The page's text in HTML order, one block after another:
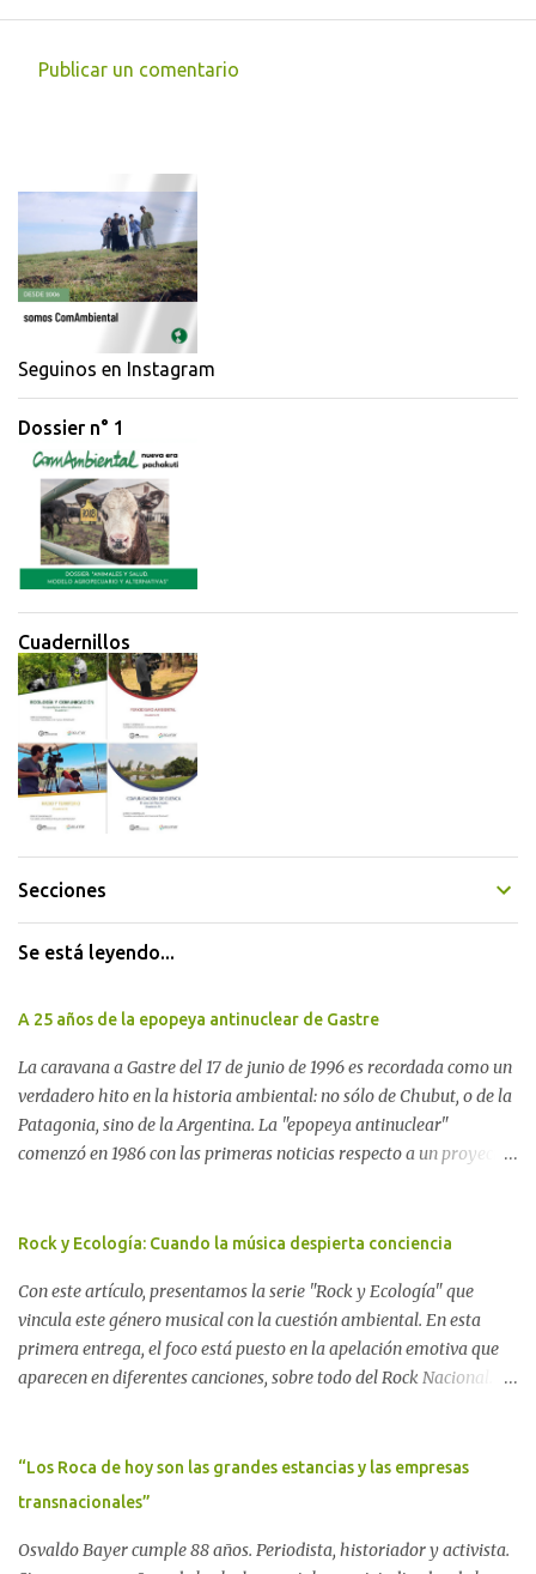
e
t
a
i
o
s
Publicar un comentario
Seguinos en Instagram
Dossier n° 1
Cuadernillos
Secciones
Se está leyendo...
A 25 años de la epopeya antinuclear de Gastre
La caravana a Gastre del 17 de junio de 1996 es recordada como un
verdadero hito en la historia ambiental: no sólo de Chubut, o de la
Patagonia, sino de la Argentina. La "epopeya antinuclear"
comenzó en 1986 con las primeras noticias respecto a un proyecto
proyecto legislativo nacional al respecto. En este artículo, la
Movimiento Antinuclear de Chubut (MACH) liderada por Javier
Rodríguez Pardo, como una lección de rebelión democrática
territorial frente a las imposiciones de la tecnocracia nuclear
globalizada. Dossier N° 3 "La crisis nuclear en el mundo. A 10 años
Dukal.
Rock y Ecología: Cuando la música despierta conciencia
Con este artículo, presentamos la serie "Rock y Ecología" que
vincula este género musical con la cuestión ambiental. En esta
primera entrega, el foco está puesto en la apelación emotiva que
aparecen en diferentes canciones, sobre todo del Rock Nacional.
Carolina Aponte La Madre Tierra se escucha en las canciones del
Rock Nacional.
“Los Roca de hoy son las grandes estancias y las empresas
transnacionales”
Osvaldo Bayer cumple 88 años. Periodista, historiador y activista.